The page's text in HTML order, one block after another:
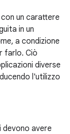
un carattere
in un
a condizione
farlo. Ciò
diverse
l'utilizzo
devono avere